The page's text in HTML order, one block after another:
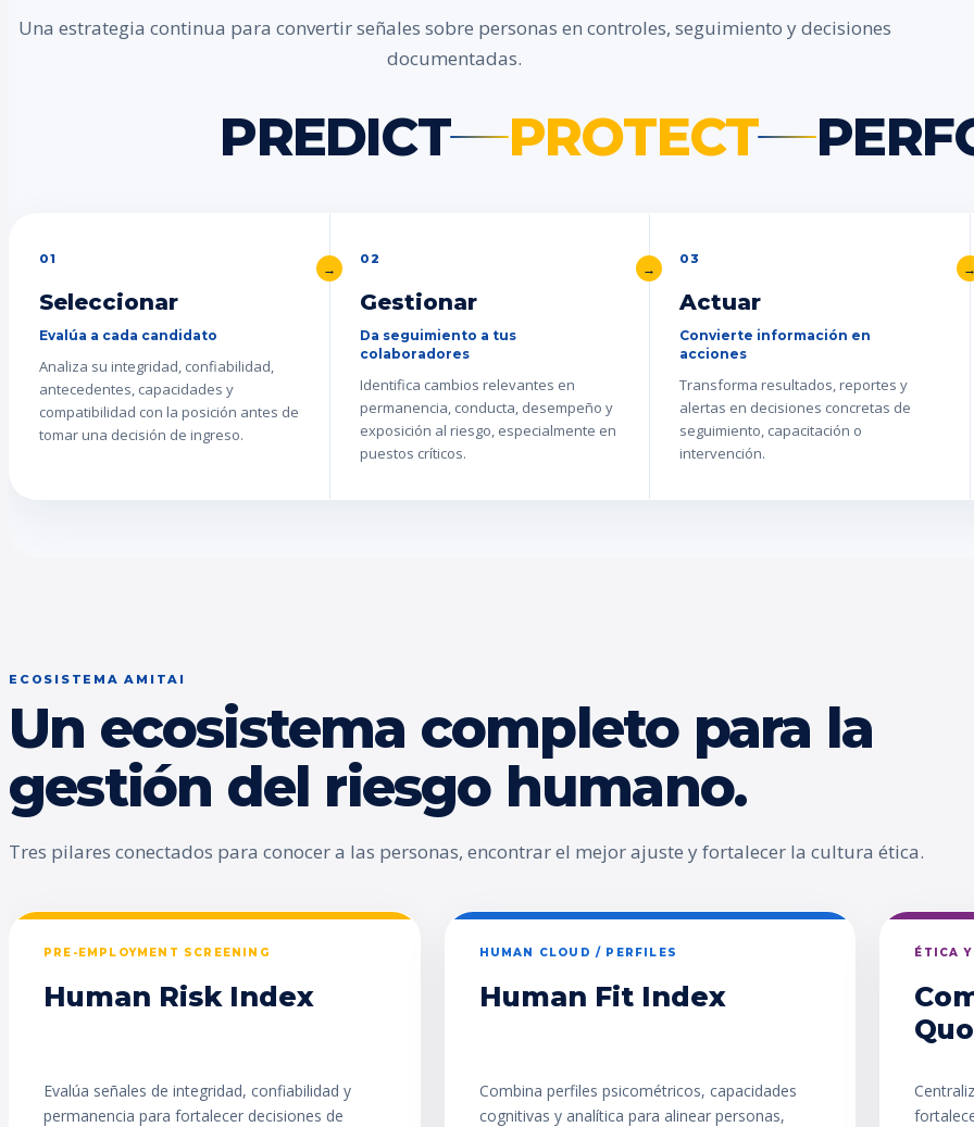
Una estrategia continua para convertir señales sobre personas en controles, seguimiento y decisiones
documentadas.
PREDICT PROTECT
01
Seleccionar
Evalúa a cada candidato
Analiza su integridad, confiabilidad,
antecedentes, capacidades y
compatibilidad con la posición antes de
tomar una decisión de ingreso.
02
Gestionar
Da seguimiento a tus
colaboradores
Identifica cambios relevantes en
permanencia, conducta, desempeño y
exposición al riesgo, especialmente en
puestos críticos.
03
Actuar
Convierte información en
acciones
Transforma resultados, reportes y
alertas en decisiones concretas de
seguimiento, capacitación o
intervención.
ECOSISTEMA AMITAI
Un ecosistema completo para la
gestión del riesgo humano.
Tres pilares conectados para conocer a las personas, encontrar el mejor ajuste y fortalecer la cultura ética.
PRE-EMPLOYMENT SCREENING
Human Risk Index
Evalúa señales de integridad, confiabilidad y
permanencia para fortalecer decisiones de
HUMAN CLOUD / PERFILES
Human Fit Index
Combina perfiles psicométricos, capacidades
cognitivas y analítica para alinear personas,
ÉTICA